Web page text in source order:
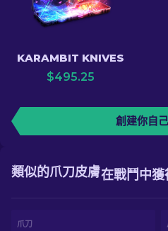
KARAMBIT KNIVES
$495.25
創建你自
在戰鬥中
類似的爪刀皮膚
爪刀